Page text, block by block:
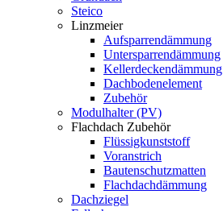
Steico
Linzmeier
Aufsparrendämmung
Untersparrendämmung
Kellerdeckendämmung
Dachbodenelement
Zubehör
Modulhalter (PV)
Flachdach Zubehör
Flüssigkunststoff
Voranstrich
Bautenschutzmatten
Flachdachdämmung
Dachziegel